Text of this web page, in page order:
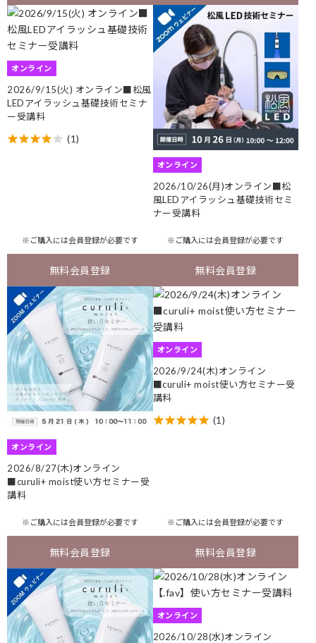
オンライン
2026/9/15(火) オンライン■松風
LEDアイラッシュ基礎技術セミナ
ー受講料
(1)
※ご購入には会員登録が必要です
無料会員登録
オンライン
2026/10/26(月)オンライン■松
風LEDアイラッシュ基礎技術セミ
ナー受講料
※ご購入には会員登録が必要です
無料会員登録
オンライン
2026/8/27(木)オンライン
■curuli+ moist使い方セミナー受
講料
※ご購入には会員登録が必要です
無料会員登録
オンライン
2026/9/24(木)オンライン
■curuli+ moist使い方セミナー受
講料
(1)
※ご購入には会員登録が必要です
無料会員登録
オンライン
2026/10/28(水)オンライン